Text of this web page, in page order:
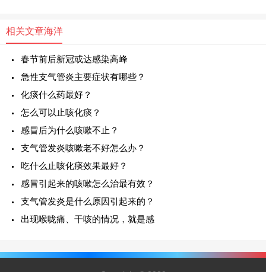
相关文章海洋
春节前后新冠或达感染高峰
急性支气管炎主要症状有哪些？
化痰什么药最好？
怎么可以止咳化痰？
感冒后为什么咳嗽不止？
支气管发炎咳嗽老不好怎么办？
吃什么止咳化痰效果最好？
感冒引起来的咳嗽怎么治最有效？
支气管发炎是什么原因引起来的？
出现喉咙痛、干咳的情况，就是感